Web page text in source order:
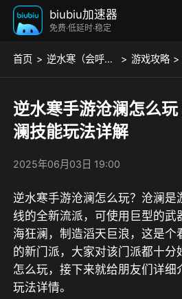
biubiu加速器
免费·低延时·稳定
首页 逆水寒（会呼吸的江湖） 游戏攻略
逆水寒手游沧澜怎么
澜技能玩法详解
2025年06月03日 19:00
逆水寒手游沧澜怎么玩？沧澜是
线的全新流派，可使用巨型的武
海狂澜，制造滔天巨浪，这是个
的新门派，大家对该门派都十分
怎么玩，接下来就给朋友们详细
玩法详情。